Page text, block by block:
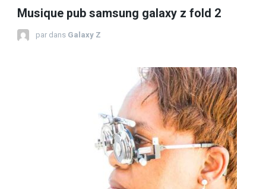
Musique pub samsung galaxy z fold 2
par dans Galaxy Z